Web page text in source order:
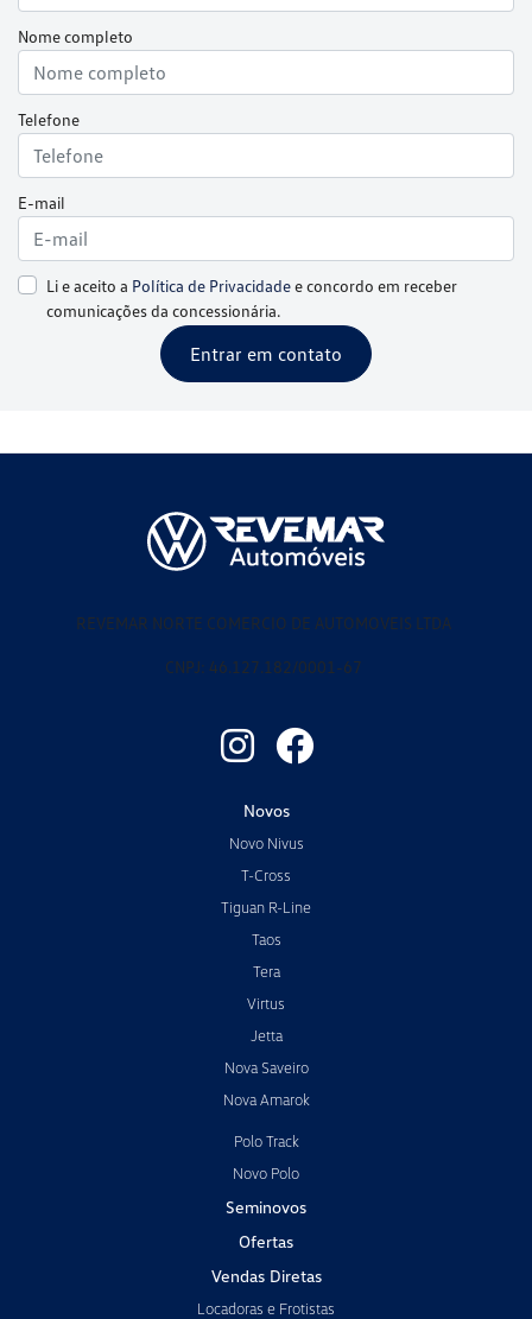
Nome completo
Telefone
E-mail
Li e aceito a Política de Privacidadee concordo em receber
comunicações da concessionária.
Entrar em contato
REVEMAR NORTE COMERCIO DE AUTOMOVEIS LTDA
CNPJ: 46.127.182/0001-67
Novos
Novo Nivus
T-Cross
Tiguan R-Line
Taos
Tera
Virtus
Jetta
Nova Saveiro
Nova Amarok
Polo Track
Novo Polo
Seminovos
Ofertas
Vendas Diretas
Locadoras e Frotistas